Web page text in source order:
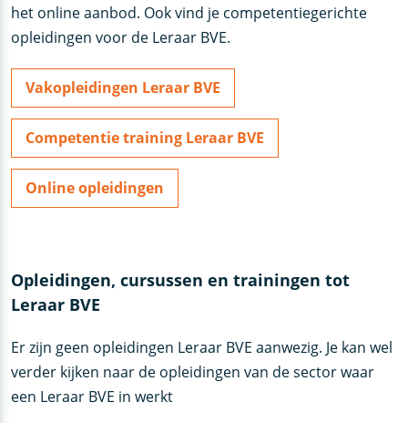
het online aanbod. Ook vind je competentiegerichte
opleidingen voor de Leraar BVE.
Vakopleidingen Leraar BVE
Competentie training Leraar BVE
Online opleidingen
Opleidingen, cursussen en trainingen tot
Leraar BVE
Er zijn geen opleidingen Leraar BVE aanwezig. Je kan wel
verder kijken naar de opleidingen van de sector waar
een Leraar BVE in werkt